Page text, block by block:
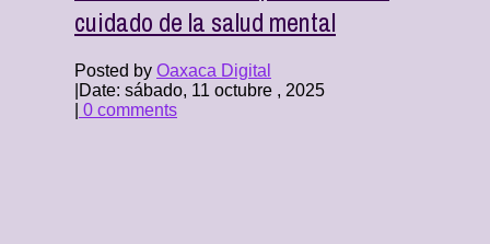
cuidado de la salud mental
Posted by Oaxaca Digital
Date: sábado, 11 octubre , 2025
0 comments